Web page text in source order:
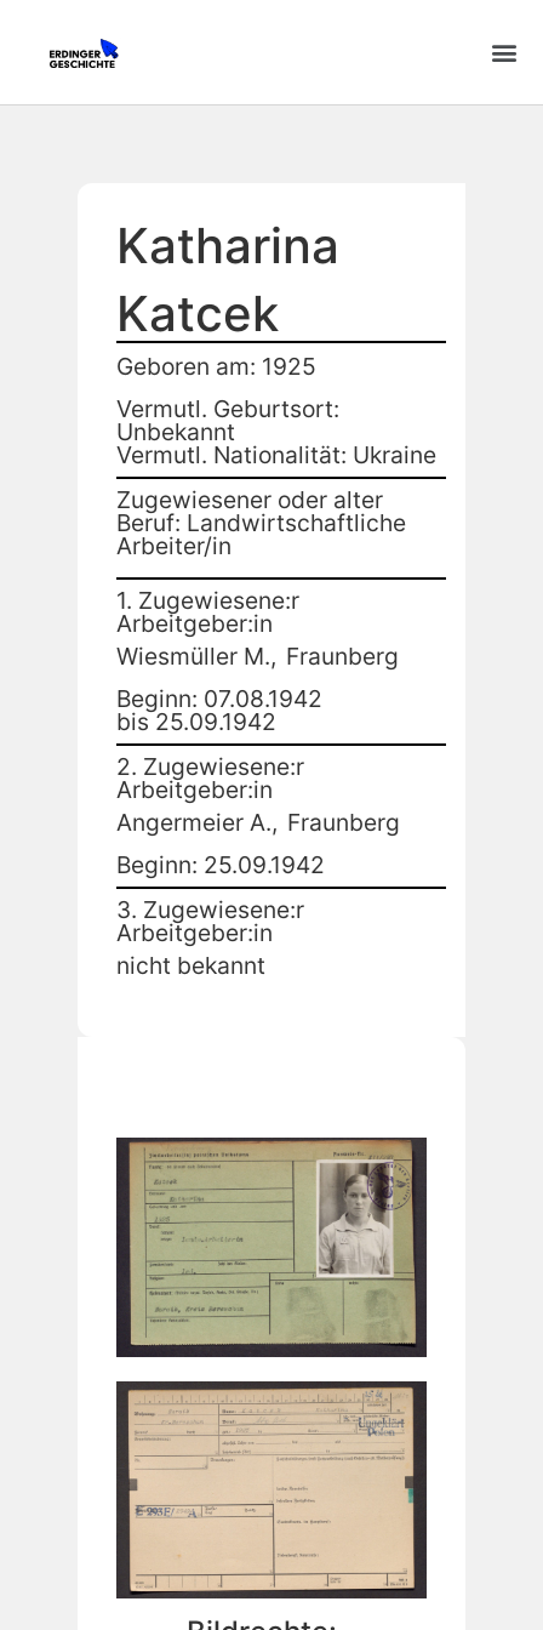
Katharina
Katcek
Geboren am: 1925
Vermutl. Geburtsort:
Unbekannt
Vermutl. Nationalität: Ukraine
Zugewiesener oder alter
Beruf: Landwirtschaftliche
Arbeiter/in
1. Zugewiesene:r
Arbeitgeber:in
Wiesmüller M., Fraunberg
Beginn: 07.08.1942
bis 25.09.1942
2. Zugewiesene:r
Arbeitgeber:in
Angermeier A., Fraunberg
Beginn: 25.09.1942
3. Zugewiesene:r
Arbeitgeber:in
nicht bekannt